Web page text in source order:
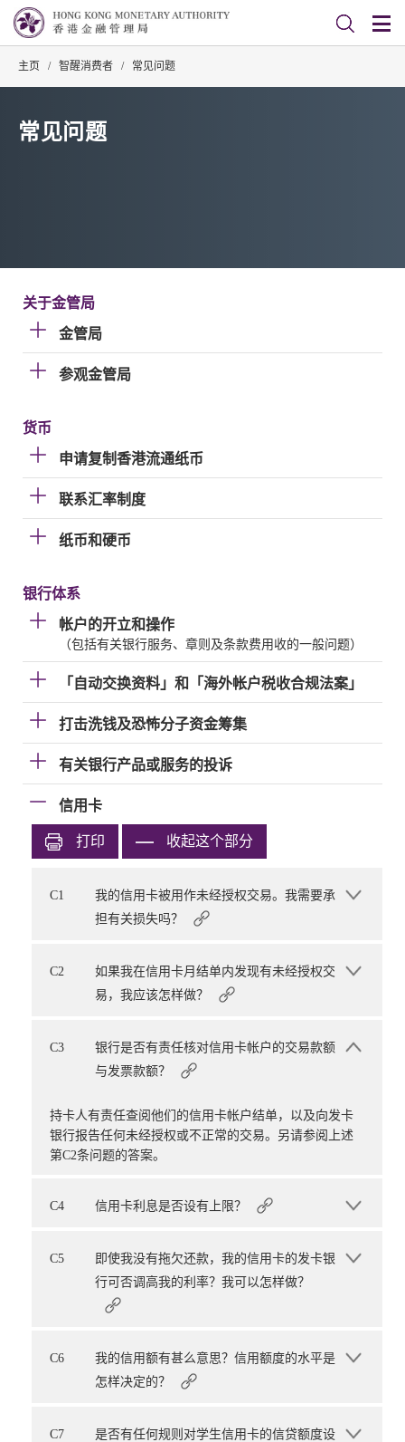
主页 / 智醒消费者 / 常见问题
常见问题
关于金管局
金管局
参观金管局
货币
申请复制香港流通纸币
联系汇率制度
纸币和硬币
银行体系
帐户的开立和操作
（包括有关银行服务、章则及条款费用收的一般问题）
「自动交换资料」和「海外帐户税收合规法案」
打击洗钱及恐怖分子资金筹集
有关银行产品或服务的投诉
信用卡
打印 收起这个部分
C1
我的信用卡被用作未经授权交易。我需要承
担有关损失吗？
C2
如果我在信用卡月结单内发现有未经授权交
易，我应该怎样做？
C3
银行是否有责任核对信用卡帐户的交易款额
与发票款额？
持卡人有责任查阅他们的信用卡帐户结单，以及向发卡
银行报告任何未经授权或不正常的交易。另请参阅上述
第C2条问题的答案。
C4 信用卡利息是否设有上限？
C5
即使我没有拖欠还款，我的信用卡的发卡银
行可否调高我的利率？我可以怎样做？
C6
我的信用额有甚么意思？信用额度的水平是
怎样决定的？
C7
是否有任何规则对学生信用卡的信贷额度设